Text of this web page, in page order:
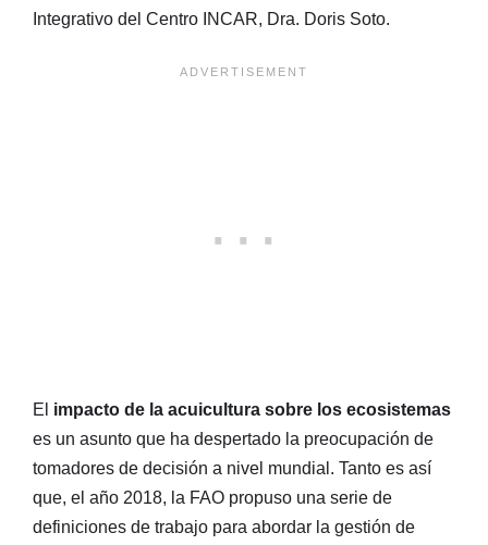
Integrativo del Centro INCAR, Dra. Doris Soto.
El impacto de la acuicultura sobre los ecosistemas
es un asunto que ha despertado la preocupación de
tomadores de decisión a nivel mundial. Tanto es así
que, el año 2018, la FAO propuso una serie de
definiciones de trabajo para abordar la gestión de